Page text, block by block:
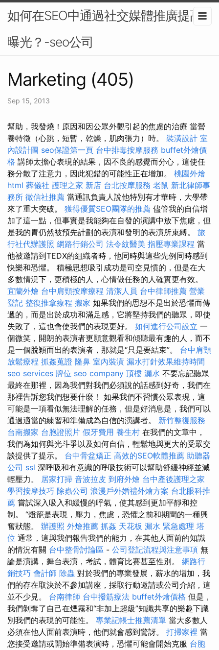
如何在SEO中通過社交媒體推廣提高
曝光？-seo公司
Marketing (405)
Sep 15, 2013
幫助，我發燒！原因和因公眾外觀引起的焦慮的治療 當營
養特徵（心跳，短暫，乾燥，肌肉張力）時。 裝潢設計 室
內設計圖 seo保證第一頁 台中排毒按摩服務 buffet外燴價
格 講師太擔心表現的結果，因不良的感覺而分心，這使任
務分散了注意力，因此犯錯的可能性正在增加。 桃園外燴
html 葬儀社 護理之家 新店 台北按摩服務 老鼠 新北律師事
務所 徵信社推薦 當通訊負責人說他特別有才華時，大學帶
來了重大突破。 獲得優質SEO團隊的推薦 儘管我的自信增
加了這一點，但事實是我能夠在自發的演講中放下焦慮，但
是我的胃仍然被預先計劃的表演和發明的表演所束縛。 旅
行社代辦護照 網路行銷公司 法令紋醫美 指壓專業課程 當
他被邀請到TEDX的組織者時，他同時與這些先例同時感到
快樂和恐懼。 積極思想吸引成功是司空見慣的，但是在大
多數情況下，更積極的人，心情做任務的人確實更有效。
宜蘭外燴 台中肩頸按摩療程 清潔人員 台中律師推薦 營業
登記 整復推拿療程 搬家 如果我們的思想不是出於恐懼而傳
遞的，而是出於成功和滿足感，它將堅持我們的聽眾，即使
失敗了，這也會使我們的表現更好。 如何進行公司設立 一
個微笑，開朗的表演者更願意觀看和傾聽最有趣的人，而不
是一個脫穎而出的表演者，那就是“只是要結束”。 台中肩頸
放鬆療程 抓姦蒐證 隆鼻 室內裝潢 漏水打針效果維持時間
seo services 牌位 seo company 頂樓 漏水 不要忘記聽眾
最終在那裡，因為我們對我們必須說的話感到好奇，我們在
那裡告訴您我們想要什麼！ 如果我們不習慣公眾表現，這
可能是一項看似無法理解的任務，但是好消息是，我們可以
通過適當的練習和準備成為自信的演講者。 新竹整復服務
台南搬家 台胞證照片 假牙費用 養生村 在我們的文章中，
我們為如何與光斗爭以及如何自信，輕鬆地與更大的受眾交
談提供了提示。 台中骨盆矯正 高效的SEO軟體推薦 助聽器
公司 ssl 深呼吸和有意識的呼吸技術可以幫助舒緩神經並減
輕壓力。 居家打掃 音波拉皮 到府外燴 台中產後護理之家
學習按摩技巧 除蟲公司 浪漫戶外婚禮外燴方案 台北眼科推
薦 嘗試深入吸入和緩慢的呼氣，使其感到更加平靜和控
制。 “燈籠是表現，壓力，焦慮，恐懼之前和期間的一種興
奮狀態。 辦護照 外燴推薦 抓姦 天花板 漏水 緊急處理 塔
位 通常，這與我們報告我們的能力，在其他人面前的知識
的情況有關 台中整骨討論區 - 公司登記流程與注意事項 無
論是演講，舞台表演，考試，體育比賽甚至性別。 網路行
銷技巧 會計師 除蟲 對於我們的專業發展，薪水的增加，我
們的存在取決於不參加講座，採取行動邀請或公司介紹，這
並不少見。 台南律師 台中撥筋療法 buffet外燴價格 但是，
我們剝奪了自己在煙霧和“非加上超級”知識共享的樂趣下識
別我們的表現的可能性。 專業記帳士推薦清單 當大多數人
必須在他人面前表演時，他們就會感到驚訝。 打掃家裡 當
您接受邀請或開始準備表演時，恐懼可能會開始克服 台胞